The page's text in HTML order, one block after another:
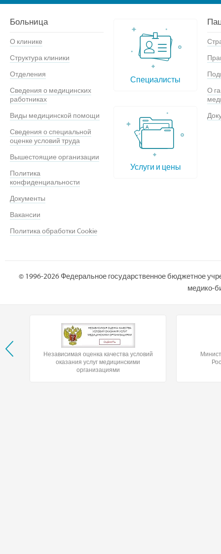
Больница
О клинике
Структура клиники
Отделения
Сведения о медицинских
работниках
Виды медицинской помощи
Сведения о специальной
оценке условий труда
Вышестоящие организации
Политика
конфиденциальности
Документы
Вакансии
Политика обработки Cookie
Специалисты
Услуги и цены
О
© 1996-2026 Федеральное государственное бюджетное
медико-
Независимая оценка качества условий
оказания услуг медицинскими
организациями